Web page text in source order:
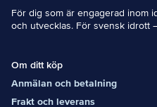
För dig som är engagerad inom
och utvecklas. För svensk idrott
Om ditt köp
Anmälan och betalning
Frakt och leverans